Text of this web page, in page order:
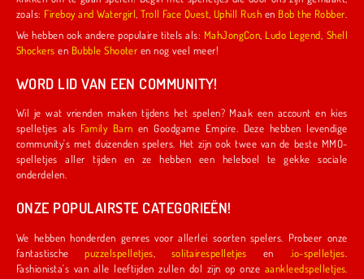
zoals:
Fireboy and Watergirl ,Troll Face Quest Uphill Rush en Bob the Robber
We hebben ook andere populaire titels als: MahJongCon Ludo Legend Shell
Shockers en Bubble Shooter en nog veel meer!
WORD LID VAN EEN COMMUNITY!
Wil je wat vrienden maken tijdens het spelen? Maak een account en kies
spelletjes als
Family Barn en Goodgame Empire. Deze hebben levendige
community's met duizenden spelers. Het zijn ook twee van de beste MMO-
spelletjes aller tijden en ze hebben een heleboel te gekke sociale
onderdelen.
ONZE POPULAIRSTE CATEGORIEËN!
We hebben honderden genres voor allerlei soorten spelers. Probeer onze
fantastischepuzzelspelletjes solitairespelletjes en .io-spelletjes
Fashionista's van alle leeftijden zullen dol zijn op onze aankleedspelletjes